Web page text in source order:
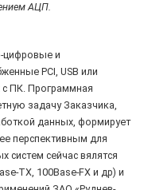
АЦП.
цифровые и
PCI, USB или
ПК. Программная
задачу Заказчика,
данных, формирует
перспективным для
систем сейчас вялятся
TX, 100Base-FX и др) и